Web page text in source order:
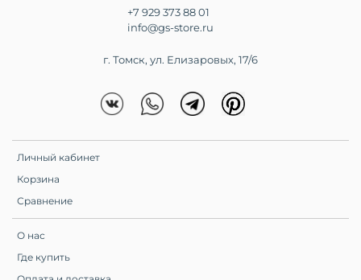
Личный кабинет
Корзина
Сравнение
О нас
Где купить
+7 929 373 88 01
info@gs-store.ru
г. Томск, ул. Елизаровых, 17/6